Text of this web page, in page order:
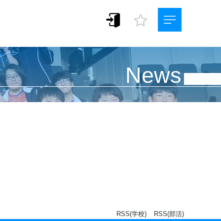
News
RSS(部活)
RSS(学校)